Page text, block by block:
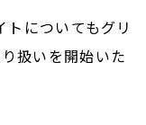
についてもグリ
扱いを開始いた